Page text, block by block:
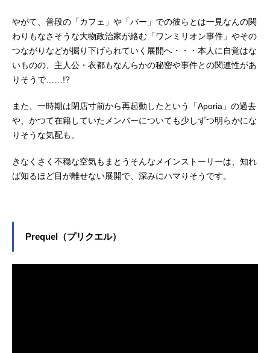
やがて、普段の「カフェ」や「バー」での彼らとは一見なんの関
わりもなさそうな大物政治家が絡む「ワンミリオン事件」やその
つながりなどが掘り下げられていく展開へ・・・本人に自覚はな
いものの、主人公・衣都もなんらかの秘密や事件との関連性があ
りそうで……!?
また、一時期は閉店寸前から再起動したという「Aporia」の過去
や、かつて在籍していたメンバーについても少しずつ明らかにな
りそうな気配も。
きなくさく不穏な空気もまとうそんなメインストーリーは、知れ
ば知るほど目が離せない展開で、深みにハマりそうです。
Prequel（プリクエル）